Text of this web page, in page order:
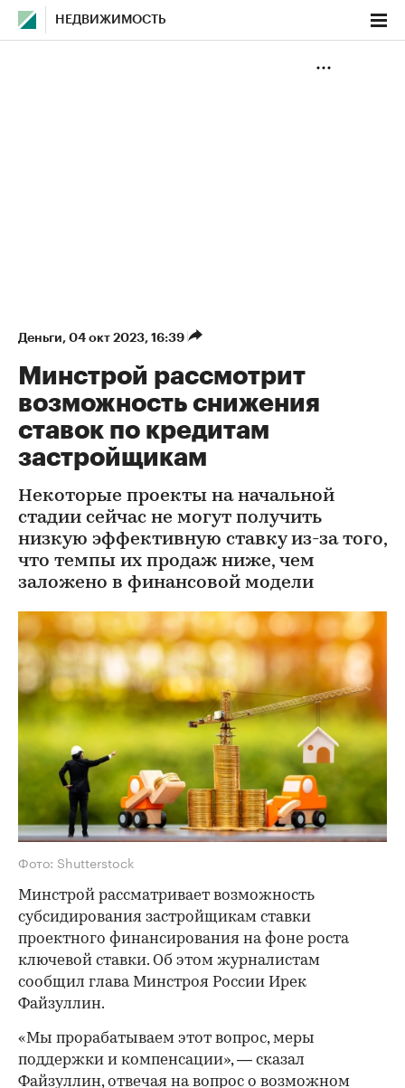
НЕДВИЖИМОСТЬ
Деньги⁠, 04 окт 2023, 16:39
Минстрой рассмотрит
возможность снижения
ставок по кредитам
застройщикам
Некоторые проекты на начальной
стадии сейчас не могут получить
низкую эффективную ставку из-за того,
что темпы их продаж ниже, чем
заложено в финансовой модели
Фото: Shutterstock
Минстрой рассматривает возможность
субсидирования застройщикам ставки
проектного финансирования на фоне роста
ключевой ставки. Об этом журналистам
сообщил глава Минстроя России Ирек
Файзуллин.
«Мы прорабатываем этот вопрос, меры
поддержки и компенсации», — сказал
Файзуллин, отвечая на вопрос о возможном